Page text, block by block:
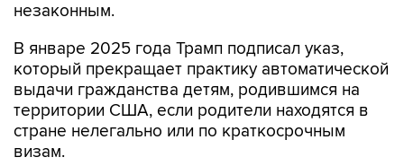
В январе 2025 года Трамп подписал указ,
выдачи гражданства детям, родившимся на
территории США, если родители находятся в
стране нелегально или по краткосрочным
визам.
Право на гражданство по рождению